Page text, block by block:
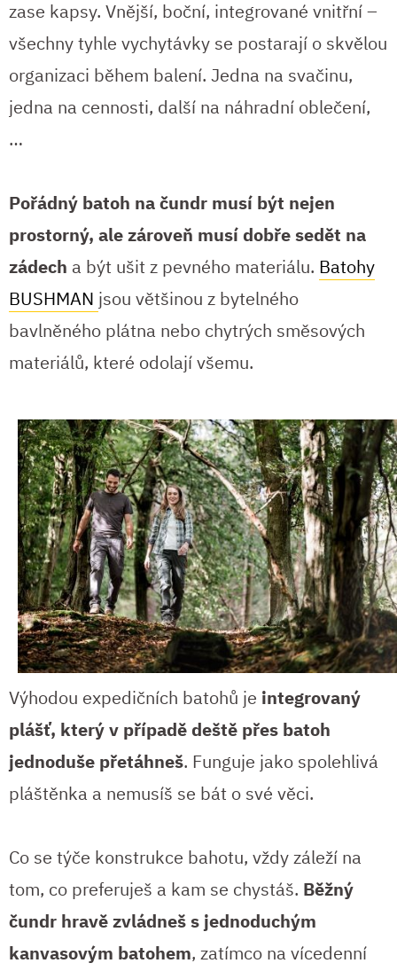
zase kapsy. Vnější, boční, integrované vnitřní –
všechny tyhle vychytávky se postarají o skvělou
organizaci během balení. Jedna na svačinu,
jedna na cennosti, další na náhradní oblečení,
…
Pořádný batoh na čundr musí být nejen
prostorný, ale zároveň musí dobře sedět na
zádech a být ušit z pevného materiálu. Batohy
BUSHMAN jsou většinou z bytelného
bavlněného plátna nebo chytrých směsových
materiálů, které odolají všemu.
Výhodou expedičních batohů je integrovaný
plášť, který v případě deště přes batoh
jednoduše přetáhneš. Funguje jako spolehlivá
pláštěnka a nemusíš se bát o své věci.
Co se týče konstrukce bahotu, vždy záleží na
tom, co preferuješ a kam se chystáš. Běžný
čundr hravě zvládneš s jednoduchým
kanvasovým batohem, zatímco na vícedenní